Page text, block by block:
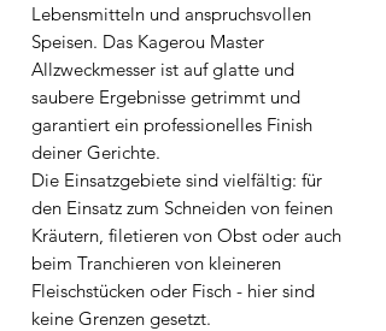
Lebensmitteln und anspruchsvollen
Speisen. Das Kagerou Master
Allzweckmesser ist auf glatte und
saubere Ergebnisse getrimmt und
garantiert ein professionelles Finish
deiner Gerichte.
Die Einsatzgebiete sind vielfältig: für
den Einsatz zum Schneiden von feinen
Kräutern, filetieren von Obst oder auch
beim Tranchieren von kleineren
Fleischstücken oder Fisch - hier sind
keine Grenzen gesetzt.